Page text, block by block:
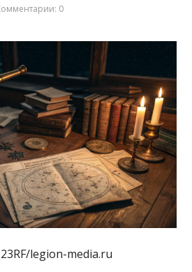
0
legion-media.ru